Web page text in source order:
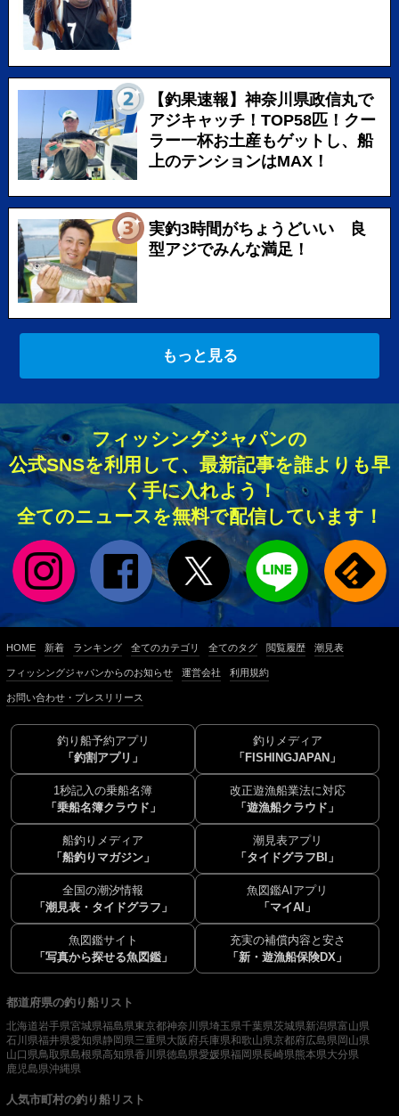
【釣果速報】神奈川県政信丸で
アジキャッチ！TOP58匹！クー
ラー一杯お土産もゲットし、船
上のテンションはMAX！
実釣3時間がちょうどいい 良
型アジでみんな満足！
もっと見る
フィッシングジャパンの
公式SNSを利用して、最新記事を誰よりも早
く手に入れよう！
全てのニュースを無料で配信しています！
HOME 新着 ランキング 全てのカテゴリ 全てのタグ 閲覧履歴 潮見表
フィッシングジャパンからのお知らせ 運営会社 利用規約
お問い合わせ・プレスリリース
釣り船予約アプリ
「釣割アプリ」
釣りメディア
「FISHINGJAPAN」
1秒記入の乗船名簿
「乗船名簿クラウド」
改正遊漁船業法に対応
「遊漁船クラウド」
船釣りメディア
「船釣りマガジン」
潮見表アプリ
「タイドグラフBI」
全国の潮汐情報
「潮見表・タイドグラフ」
魚図鑑AIアプリ
「マイAI」
魚図鑑サイト
「写真から探せる魚図鑑」
充実の補償内容と安さ
「新・遊漁船保険DX」
都道府県の釣り船リスト
北海道岩手県宮城県福島県東京都神奈川県埼玉県千葉県茨城県新潟県富山県
石川県福井県愛知県静岡県三重県大阪府兵庫県和歌山県京都府広島県岡山県
山口県鳥取県島根県高知県香川県徳島県愛媛県福岡県長崎県熊本県大分県
鹿児島県沖縄県
人気市町村の釣り船リスト